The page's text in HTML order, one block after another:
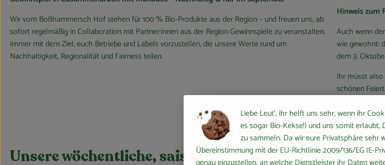
Wir vom Boßhammersch Hof stehen für 100 % Bio-Produkte aus der Region – und freuen uns, ab
sofort regelmäßig in Collaboration mit Partner:innen aus der Region Gewinnspiele zu veranstalten.
Immer mit dem Ziel, euch Betriebe und Labels vorzustellen, die unsere Werte rund um
Nachhaltigkeit, Regionalität und Fairness teilen.
Hinweis zum
Auch wenn
wie gewohnt:
dem 3.
Ihr müsst
schönen
Eure
Unsere wöchentliche, saisonale Rezeptauswahl
Liebe Leut', ihr helft uns sehr, wenn ihr
es sogar Bio-Kekse!) und uns somit
zu sammeln. Da wir eure Privatsphäre sehr
Übereinstimmung mit der EU-Richtlinie 2009/136/EG (E-